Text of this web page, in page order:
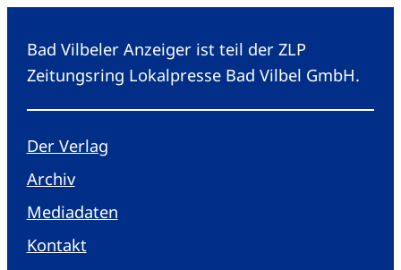
Bad Vilbeler Anzeiger ist teil der ZLP
Zeitungsring Lokalpresse Bad Vilbel GmbH.
Der Verlag
Archiv
Mediadaten
Kontakt